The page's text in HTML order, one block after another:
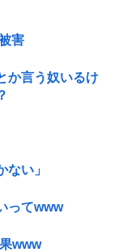
害
か言う奴いるけ
い」
ってwww
www